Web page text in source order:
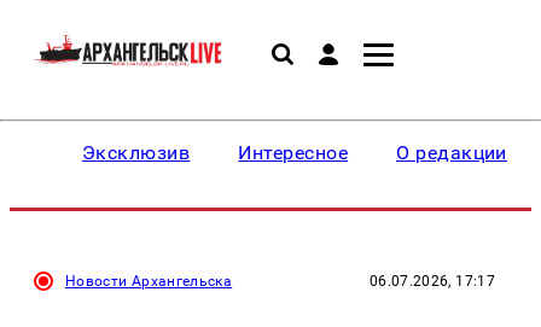
Эксклюзив Интересное О редакции
Новости Архангельска 06.07.2026, 17:17